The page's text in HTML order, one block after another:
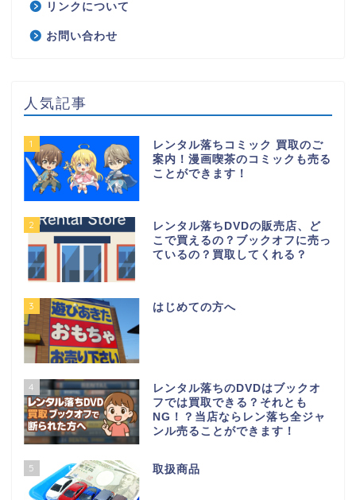
リンクについて
お問い合わせ
人気記事
1
レンタル落ちコミック 買取のご
案内！漫画喫茶のコミックも売る
ことができます！
2
レンタル落ちDVDの販売店、ど
こで買えるの？ブックオフに売っ
ているの？買取してくれる？
3 はじめての方へ
4
レンタル落ちのDVDはブックオ
フでは買取できる？それとも
NG！？当店ならレン落ち全ジャ
ンル売ることができます！
5 取扱商品